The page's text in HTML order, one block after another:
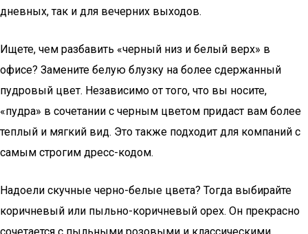
дневных, так и для вечерних выходов.
Ищете, чем разбавить «черный низ и белый верх» в
офисе? Замените белую блузку на более сдержанный
пудровый цвет. Независимо от того, что вы носите,
«пудра» в сочетании с черным цветом придаст вам более
теплый и мягкий вид. Это также подходит для компаний с
самым строгим дресс-кодом.
Надоели скучные черно-белые цвета? Тогда выбирайте
коричневый или пыльно-коричневый орех. Он прекрасно